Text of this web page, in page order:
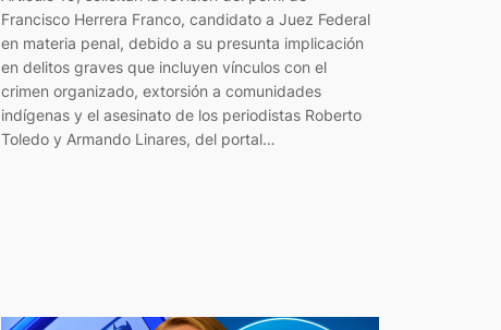
Francisco Herrera Franco, candidato a Juez Federal
en materia penal, debido a su presunta implicación
en delitos graves que incluyen vínculos con el
crimen organizado, extorsión a comunidades
indígenas y el asesinato de los periodistas Roberto
Toledo y Armando Linares, del portal…